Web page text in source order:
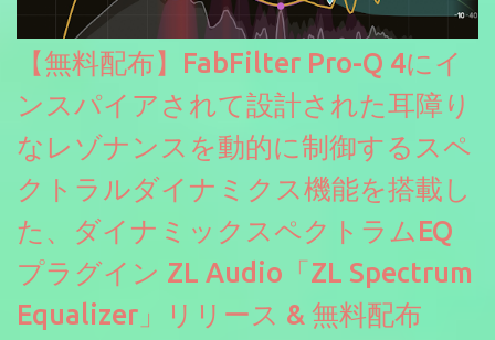
【無料配布】FabFilter Pro-Q 4にイ
ンスパイアされて設計された耳障り
なレゾナンスを動的に制御するスペ
クトラルダイナミクス機能を搭載し
た、ダイナミックスペクトラムEQ
プラグイン ZL Audio「ZL Spectrum
Equalizer」リリース & 無料配布